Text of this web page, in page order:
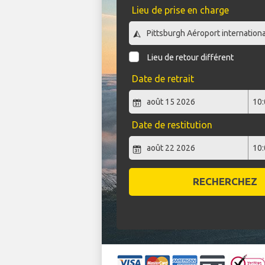
Lieu de prise en charge
Lieu de retour différent
Date de retrait
Date de restitution
RECHERCHEZ